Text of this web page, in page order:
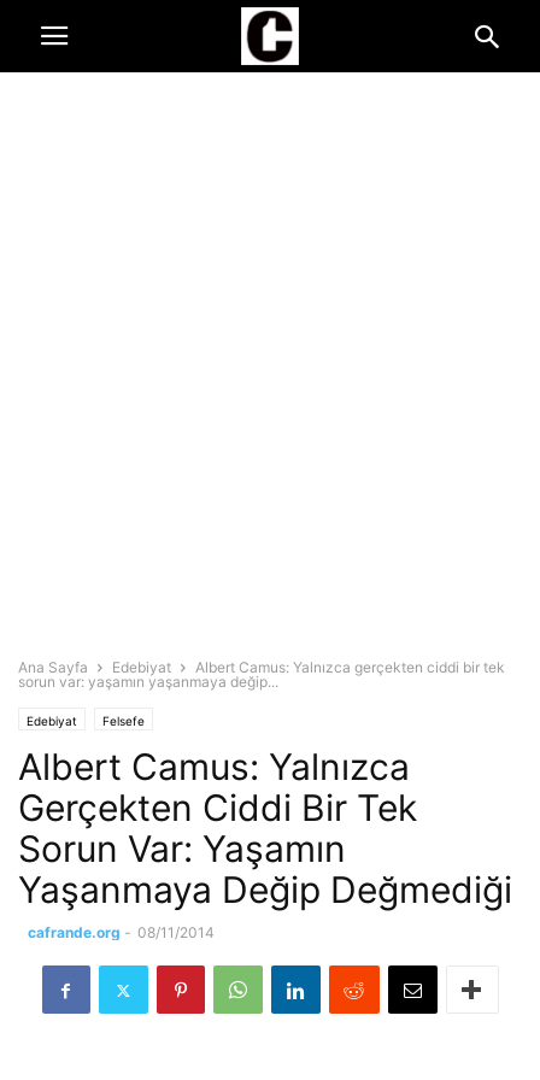
Ana Sayfa Edebiyat
Albert Camus: Yalnızca gerçekten ciddi bir tek
sorun var: yaşamın yaşanmaya değip...
Edebiyat Felsefe
Albert Camus: Yalnızca
Gerçekten Ciddi Bir Tek
Sorun Var: Yaşamın
Yaşanmaya Değip Değmediği
cafrande.org - 08/11/2014